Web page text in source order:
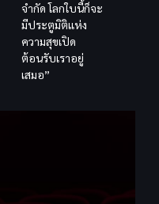
จำกัด โลกใบนี้ก็จะ
มีประตูมิติแห่ง
ความสุขเปิด
ต้อนรับเราอยู่
เสมอ”